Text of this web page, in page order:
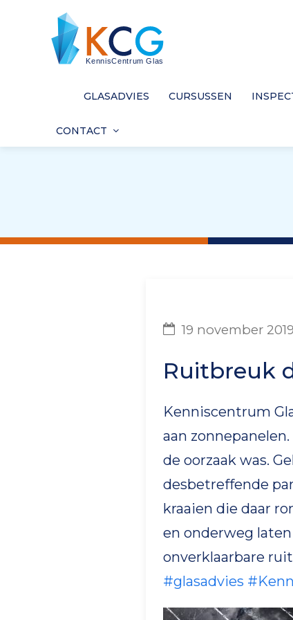
GLASADVIES CURSUSSEN
CONTACT
19 november 2019
Ruitbreuk
Kenniscentrum
aan
de oorzaak was.
desbetreffende
kraaien die daar
en onderweg laten
onverklaarbare
#glasadvies #